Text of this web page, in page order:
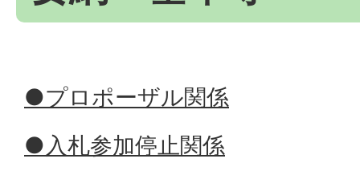
●プロポーザル関係
●入札参加停止関係